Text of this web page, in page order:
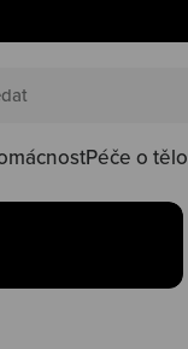
Péče o tělo
happy
ve